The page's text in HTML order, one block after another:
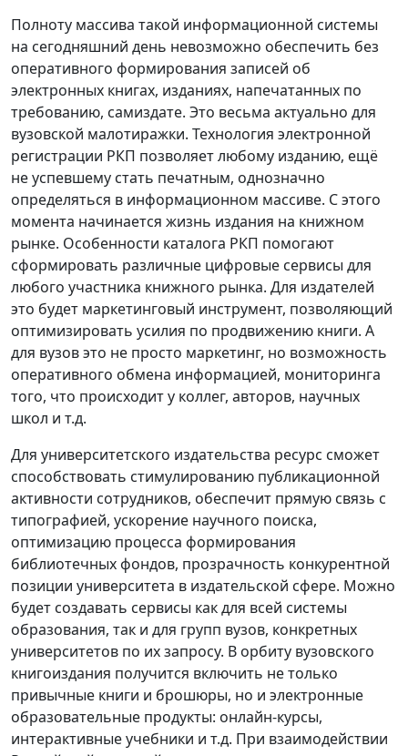
Полноту массива такой информационной системы
на сегодняшний день невозможно обеспечить без
оперативного формирования записей об
электронных книгах, изданиях, напечатанных по
требованию, самиздате. Это весьма актуально для
вузовской малотиражки. Технология электронной
регистрации РКП позволяет любому изданию, ещё
не успевшему стать печатным, однозначно
определяться в информационном массиве. С этого
момента начинается жизнь издания на книжном
рынке. Особенности каталога РКП помогают
сформировать различные цифровые сервисы для
любого участника книжного рынка. Для издателей
это будет маркетинговый инструмент, позволяющий
оптимизировать усилия по продвижению книги. А
для вузов это не просто маркетинг, но возможность
оперативного обмена информацией, мониторинга
того, что происходит у коллег, авторов, научных
школ и т.д.
Для университетского издательства ресурс сможет
способствовать стимулированию публикационной
активности сотрудников, обеспечит прямую связь с
типографией, ускорение научного поиска,
оптимизацию процесса формирования
библиотечных фондов, прозрачность конкурентной
позиции университета в издательской сфере. Можно
будет создавать сервисы как для всей системы
образования, так и для групп вузов, конкретных
университетов по их запросу. В орбиту вузовского
книгоиздания получится включить не только
привычные книги и брошюры, но и электронные
образовательные продукты: онлайн-курсы,
интерактивные учебники и т.д. При взаимодействии